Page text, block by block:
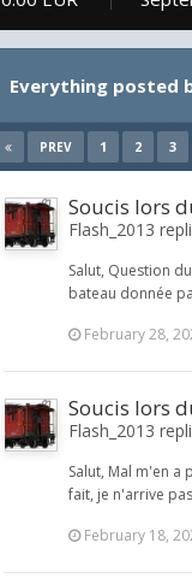
Everything posted
PREV 1 2 3
Soucis lors
Flash_2013
Salut, Question
bateau donnée
February 28,
Soucis lors
Flash_2013
Salut, Mal m'en
fait, je n'arrive
February 18,